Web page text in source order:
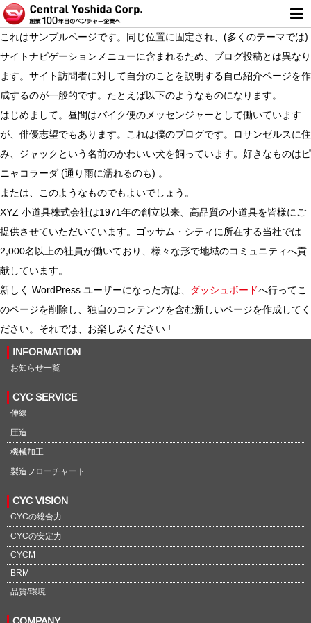
これはサンプルページです。同じ位置に固定され、(多くのテーマでは)
サイトナビゲーションメニューに含まれるため、ブログ投稿とは異なり
ます。サイト訪問者に対して自分のことを説明する自己紹介ページを作
成するのが一般的です。たとえば以下のようなものになります。
はじめまして。昼間はバイク便のメッセンジャーとして働いています
が、俳優志望でもあります。これは僕のブログです。ロサンゼルスに住
み、ジャックという名前のかわいい犬を飼っています。好きなものはピ
ニャコラーダ (通り雨に濡れるのも) 。
または、このようなものでもよいでしょう。
XYZ 小道具株式会社は1971年の創立以来、高品質の小道具を皆様にご
提供させていただいています。ゴッサム・シティに所在する当社では
2,000名以上の社員が働いており、様々な形で地域のコミュニティへ貢
献しています。
新しく WordPress ユーザーになった方は、
ダッシュボードへ行ってこ
のページを削除し、独自のコンテンツを含む新しいページを作成してく
ださい。それでは、お楽しみください !
INFORMATION
お知らせ一覧
CYC SERVICE
伸線
圧造
機械加工
製造フローチャート
CYC VISION
CYCの総合力
CYCの安定力
CYCM
BRM
品質/環境